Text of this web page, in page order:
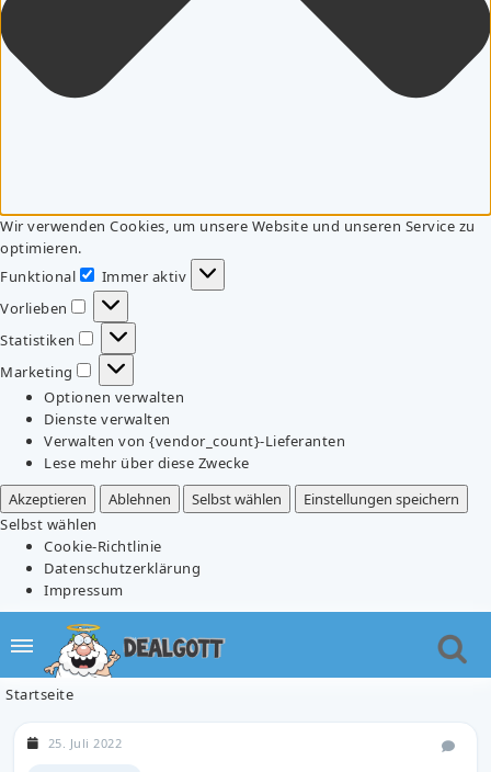
Wir verwenden Cookies, um unsere Website und unseren Service zu
optimieren.
Funktional
Funktional
Immer aktiv
Vorlieben
Vorlieben
Statistiken
Statistiken
Marketing
Marketing
Optionen verwalten
Dienste verwalten
Verwalten von {vendor_count}-Lieferanten
Lese mehr über diese Zwecke
Akzeptieren
Ablehnen Selbst wählen
Einstellungen speichern
Selbst wählen
Cookie-Richtlinie
Datenschutzerklärung
Impressum
Startseite
25. Juli 2022